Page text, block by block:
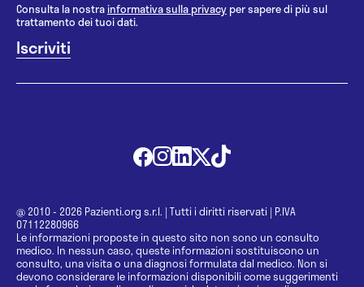
Consulta la nostrainformativa sulla privacy per sapere di più sul
trattamento dei tuoi dati.
@ 2010 - 2026 Pazienti.org s.r.l. | Tutti i diritti riservati | P.IVA
07112280966
Le informazioni proposte in questo sito non sono un consulto
medico. In nessun caso, queste informazioni sostituiscono un
consulto, una visita o una diagnosi formulata dal medico. Non si
devono considerare le informazioni disponibili come suggerimenti